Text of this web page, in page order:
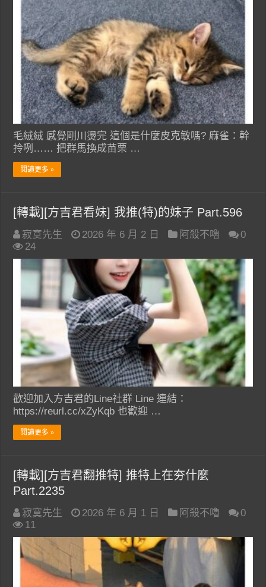
毛絨絨 感覺剛川燙完 這個是什麼皮克敏嗎? 麻雀：幹
拎咧…… 把群馬換成苗栗 …
閱讀更多 »
[轉載][方吉君看妹] 我推(特)的妹子 Part.596
寂寞先生 2026 年 6 月 2 日 阿殺不嚕
0
24
歡迎加入方吉君的Line社群 Line 連結：
https://reurl.cc/xZyKqb 也歡迎 …
閱讀更多 »
[轉載][方吉君翻推特] 推特上在夯什麼
Part.2235
寂寞先生 2026 年 6 月 1 日 阿殺不嚕
0
11